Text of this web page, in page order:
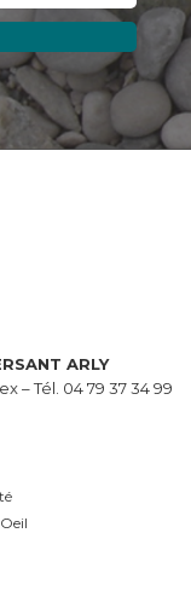
ARLY
– Tél. 04 79 37 34 99